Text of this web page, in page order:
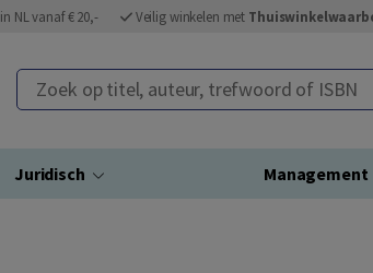
in NL vanaf € 20,- Veilig winkelen met
Zoek op titel, auteur, trefwoord of ISBN
Juridisch Management